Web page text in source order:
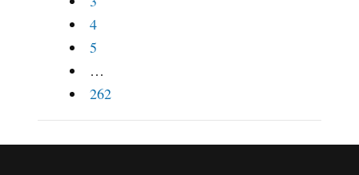
4
5
…
262